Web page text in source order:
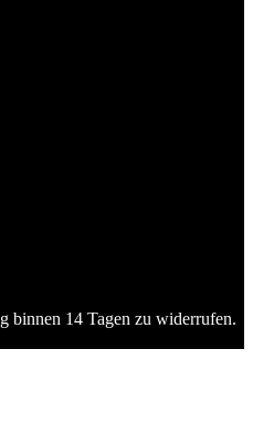
binnen 14 Tagen zu widerrufen.